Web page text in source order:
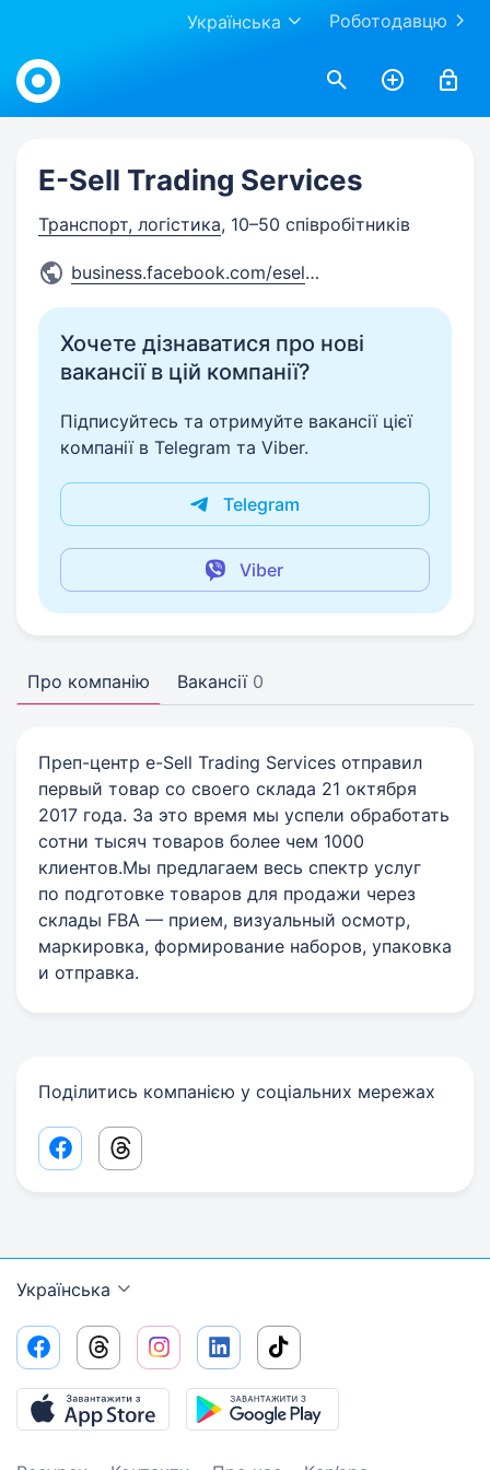
Роботодавцю
Українська
Work.ua
E-Sell Trading Services
Транспорт, логістика, 10–50 співробітників
business.facebook.com/esellt...
Хочете дізнаватися про нові
вакансії в цій компанії?
Підписуйтесь та отримуйте вакансії цієї
компанії в Telegram та Viber.
Telegram
Viber
Про компанію Вакансії 0
Преп-центр e-Sell Trading Services отправил
первый товар со своего склада 21 октября
2017 года. За это время мы успели обработать
сотни тысяч товаров более чем 1000
клиентов.Мы предлагаем весь спектр услуг
по подготовке товаров для продажи через
склады FBA — прием, визуальный осмотр,
маркировка, формирование наборов, упаковка
и отправка.
Поділитись компанією у соціальних мережах
Facebook share link
Threads share link
Українська